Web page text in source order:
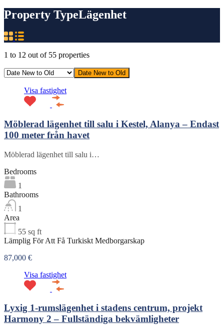
Property TypeLägenhet
1 to 12 out of 55 properties
Date New to Old
Visa fastighet
Möblerad lägenhet till salu i Kestel, Alanya – Endast
100 meter från havet
Möblerad lägenhet till salu i…
Bedrooms
1
Bathrooms
1
Area
55 sq ft
Lämplig För Att Få Turkiskt Medborgarskap
87,000 €
Visa fastighet
Lyxig 1-rumslägenhet i stadens centrum, projekt
Harmony 2 – Fullständiga bekvämligheter